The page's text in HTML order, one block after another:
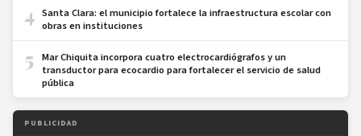
4 Santa Clara: el municipio fortalece la infraestructura escolar con
obras en instituciones
5
Mar Chiquita incorpora cuatro electrocardiógrafos y un
transductor para ecocardio para fortalecer el servicio de salud
pública
PUBLICIDAD